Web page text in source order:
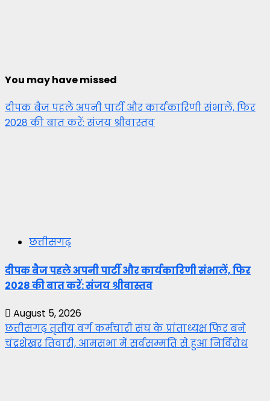
You may have missed
दीपक बैज पहले अपनी पार्टी और कार्यकारिणी संभालें, फिर
2028 की बात करें: संजय श्रीवास्तव
छत्तीसगढ़
दीपक बैज पहले अपनी पार्टी और कार्यकारिणी संभालें, फिर
2028 की बात करें: संजय श्रीवास्तव
August 5, 2026
छत्तीसगढ़ तृतीय वर्ग कर्मचारी संघ के प्रांताध्यक्ष फिर बने
चंद्रशेखर तिवारी, आमसभा में सर्वसम्मति से हुआ निर्विरोध